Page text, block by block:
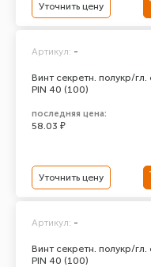
Уточнить цену
Винт секретн. полукр/
PIN 40 (100)
Артикул: -
последняя цена:
58.03 ₽
Уточнить цену
Винт секретн. полукр/
PIN 40 (100)
Артикул: -